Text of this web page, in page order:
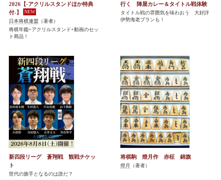
2026【-アクリルスタンドほか特典
付-】
日本将棋連盟 （著者）
将棋年鑑+アクリルスタンド+動画のセッ
ト商品！
行く 陣屋カレー＆タイトル戦体験
タイトル戦の雰囲気を味わおう 大好評
伊勢海老プランも！
新四段リーグ 蒼翔戦 観戦チケッ
ト
世代の旗手となるのは誰だ？
将棋駒 燈月作 赤柾 錦旗
燈月 （著者）